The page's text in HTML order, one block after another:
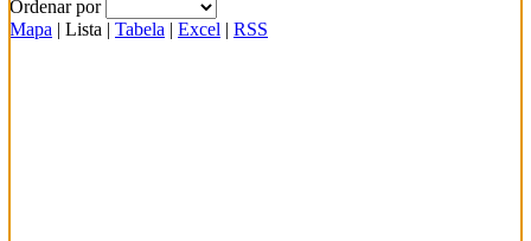
Ordenar por
Mapa | Lista | Tabela | Excel | RSS